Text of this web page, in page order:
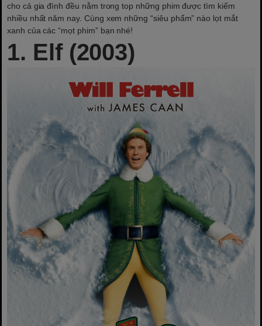
cho cả gia đình đều nằm trong top những phim được tìm kiếm
nhiều nhất năm nay. Cùng xem những “siêu phẩm” nào lọt mắt
xanh của các “mọt phim” bạn nhé!
1. Elf (2003)